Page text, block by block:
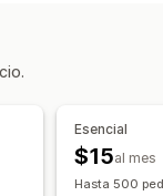
Envío gratis
exclusivo
Esencial
$15al mes
Hasta 500